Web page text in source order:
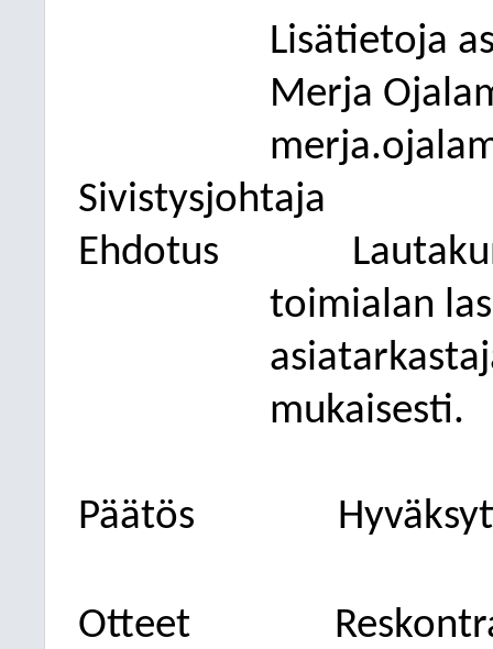
Lisätietoja
Merja
Sivistysjohtaja
Ehdotus
toimialan
mukaisesti.
Päätös
Otteet